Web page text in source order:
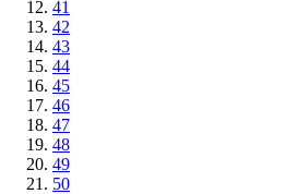
41
42
43
44
45
46
47
48
49
50